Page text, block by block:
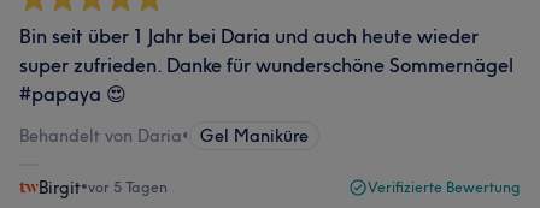
Bin seit über 1 Jahr bei Daria und auch heute wieder
super zufrieden. Danke für wunderschöne Sommernägel
#papaya 😍
Behandelt von Daria• Gel Maniküre
Birgit•vor 5 Tagen Verifizierte Bewertung